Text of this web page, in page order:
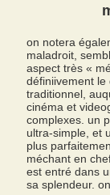
on notera
maladroit,
aspect très «
définiivement
traditionnel,
cinéma et
complexes. un
ultra-simple, et
plus
méchant en
est entré dans
sa splendeur.